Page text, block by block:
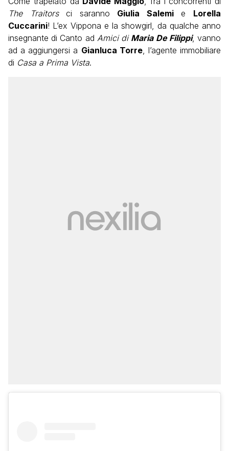
The Traitorsci saranno Giulia Salemie Lorella
Cuccarini! L’ex Vippona e la showgirl, da qualche anno
insegnante di Canto ad Amici di Maria De Filippi, vanno
ad a aggiungersi a Gianluca Torre, l’agente immobiliare
di Casa a Prima Vista.